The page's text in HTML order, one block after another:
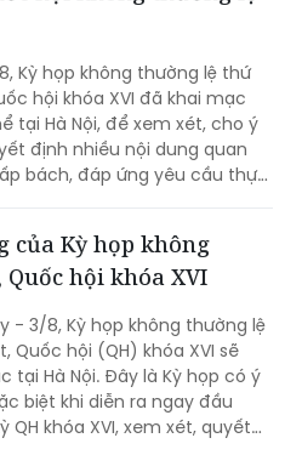
8, Kỳ họp không thường lệ thứ
tại Hà Nội, để xem xét, cho ý
định nhiều nội dung quan
bách, đáp ứng yêu cầu thực
phát triển nhanh, bền vững
của Kỳ họp không
- 3/8, Kỳ họp không thường lệ
Quốc hội (QH) khóa XVI sẽ
tại Hà Nội. Đây là Kỳ họp có ý
biệt khi diễn ra ngay đầu
QH khóa XVI, xem xét, quyết
nội dung quan trọng về
lập pháp, công tác nhân sự
đề thuộc thẩm quyền của
quyết định nhiều nội